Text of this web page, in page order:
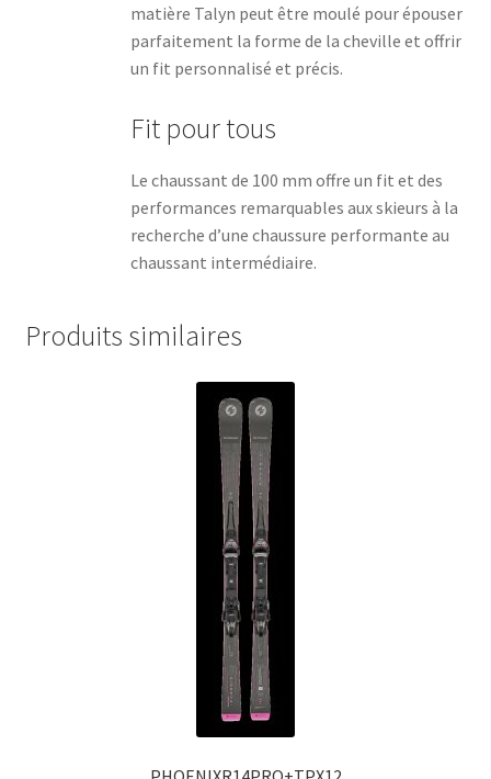
matière Talyn peut être moulé pour épouser
parfaitement la forme de la cheville et offrir
un fit personnalisé et précis.
Fit pour tous
Le chaussant de 100 mm offre un fit et des
performances remarquables aux skieurs à la
recherche d’une chaussure performante au
chaussant intermédiaire.
Produits similaires